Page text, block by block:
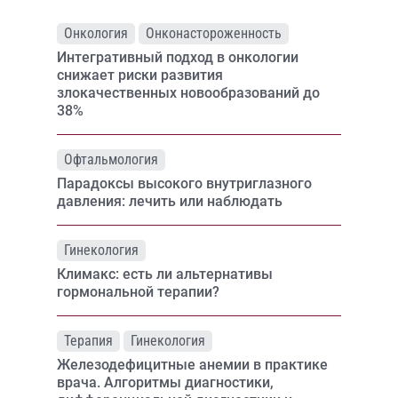
Онкология
Онконастороженность
Интегративный подход в онкологии
снижает риски развития
злокачественных новообразований до
38%
Офтальмология
Парадоксы высокого внутриглазного
давления: лечить или наблюдать
Гинекология
Климакс: есть ли альтернативы
гормональной терапии?
Терапия
Гинекология
Железодефицитные анемии в практике
врача. Алгоритмы диагностики,